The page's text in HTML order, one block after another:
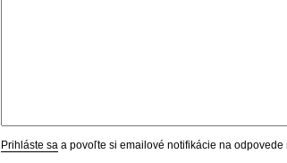
Prihláste sa a povoľte si emailové notifikácie na odpovede